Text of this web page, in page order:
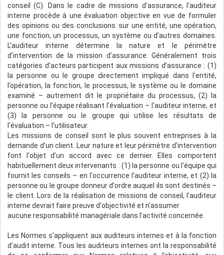
conseil (C). Dans le cadre de missions d'assurance, l'auditeur
interne procède à une évaluation objective en vue de formuler
des opinions ou des conclusions sur une entité, une opération,
une fonction, un processus, un système ou d’autres domaines.
L’auditeur interne détermine la nature et le périmètre
d’intervention de la mission d’assurance. Généralement trois
catégories d’acteurs participent aux missions d’assurance : (1)
la personne ou le groupe directement impliqué dans l’entité,
l’opération, la fonction, le processus, le système ou le domaine
examiné – autrement dit le propriétaire du processus, (2) la
personne ou l’équipe réalisant l'évaluation – l'auditeur interne, et
(3) la personne ou le groupe qui utilise les résultats de
l'évaluation – l'utilisateur.
Les missions de conseil sont le plus souvent entreprises à la
demande d'un client. Leur nature et leur périmètre d’intervention
font l'objet d'un accord avec ce dernier. Elles comportent
habituellement deux intervenants : (1) la personne ou l'équipe qui
fournit les conseils – en l'occurrence l'auditeur interne, et (2) la
personne ou le groupe donneur d'ordre auquel ils sont destinés –
le client. Lors de la réalisation de missions de conseil, l'auditeur
interne devrait faire preuve d'objectivité et n'assumer
aucune responsabilité managériale dans l’activité concernée.
Les Normes s’appliquent aux auditeurs internes et à la fonction
d’audit interne. Tous les auditeurs internes ont la responsabilité